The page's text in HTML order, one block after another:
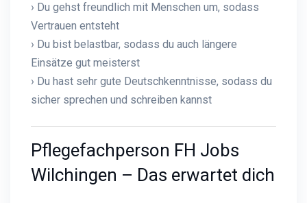
› Du gehst freundlich mit Menschen um, sodass
Vertrauen entsteht
› Du bist belastbar, sodass du auch längere
Einsätze gut meisterst
› Du hast sehr gute Deutschkenntnisse, sodass du
sicher sprechen und schreiben kannst
Pflegefachperson FH Jobs
Wilchingen – Das erwartet dich